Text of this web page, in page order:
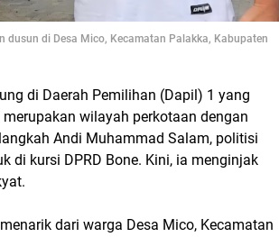
di Desa Mico, Kecamatan Palakka, Kabupaten
di Daerah Pemilihan (Dapil) 1 yang
wilayah perkotaan dengan
Andi Muhammad Salam, politisi
di kursi DPRD Bone. Kini, ia menginjak
dari warga Desa Mico, Kecamatan